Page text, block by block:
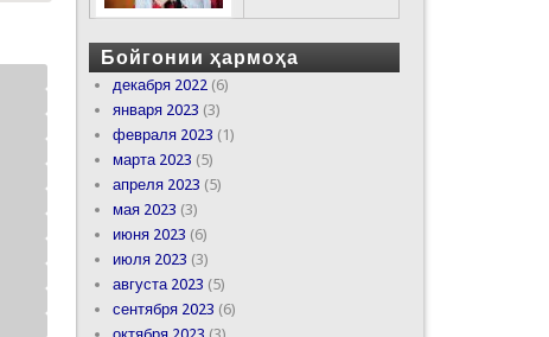
Бойгонии ҳармоҳа
декабря 2022 (6)
января 2023 (3)
февраля 2023 (1)
марта 2023 (5)
апреля 2023 (5)
мая 2023 (3)
июня 2023 (6)
июля 2023 (3)
августа 2023 (5)
сентября 2023 (6)